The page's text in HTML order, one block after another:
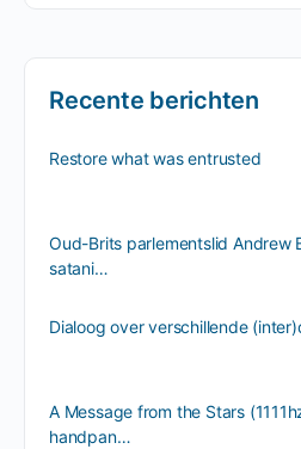
Recente berichten
Restore what was entrusted
Oud-Brits parlementslid Andrew
satani…
Dialoog over verschillende
A Message from the Stars
handpan…